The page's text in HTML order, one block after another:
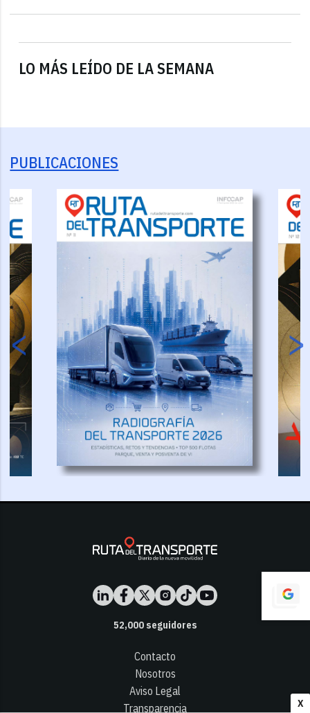
X
LO MÁS LEÍDO DE LA SEMANA
PUBLICACIONES
52,000seguidores
Contacto
Nosotros
Aviso Legal
Transparencia